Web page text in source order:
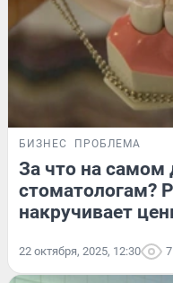
БИЗНЕС ПРОБЛЕМА
За что на
стоматологам?
накручивает
22 октября, 2025, 12:30